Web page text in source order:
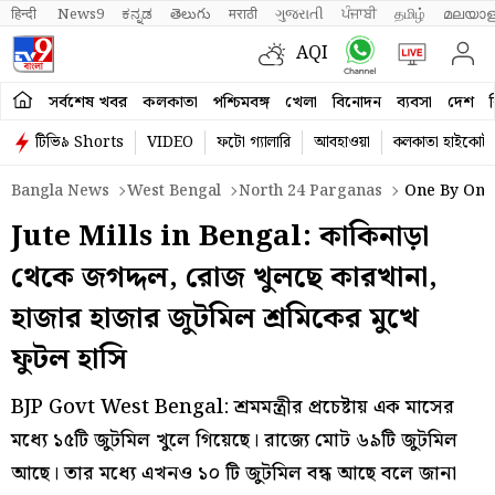
हिन्दी News9 ಕನ್ನಡ తెలుగు मराठी ગુજરાતી ਪੰਜਾਬੀ தமிழ்
AQI
সর্বশেষ খবর কলকাতা পশ্চিমবঙ্গ খেলা বিনোদন ব্যবসা দেশ
টিভি৯ Shorts VIDEO ফটো গ্যালারি আবহাওয়া
কলকাতা হাইকোর্ট
Bangla News
West Bengal North 24 Parganas One By
Jute Mills in Bengal: কাকিনাড়া
থেকে জগদ্দল, রোজ খুলছে কারখানা,
হাজার হাজার জুটমিল শ্রমিকের মুখে
ফুটল হাসি
BJP Govt West Bengal: শ্রমমন্ত্রীর প্রচেষ্টায় এক মাসের
মধ্যে ১৫টি জুটমিল খুলে গিয়েছে। রাজ্যে মোট ৬৯টি জুটমিল
আছে। তার মধ্যে এখনও ১০ টি জুটমিল বন্ধ আছে বলে জানা